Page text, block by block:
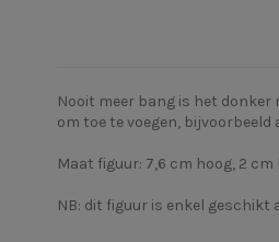
Nooit meer bang is het
om toe te voegen,
Maat figuur: 7,6 cm hoog, 2 cm
NB: dit figuur is enkel geschikt